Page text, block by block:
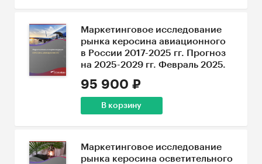
Маркетинговое исследование
рынка керосина авиационного
в России 2017-2025 гг. Прогноз
на 2025-2029 гг. Февраль 2025.
95 900 ₽
В корзину
Маркетинговое исследование
рынка керосина осветительного